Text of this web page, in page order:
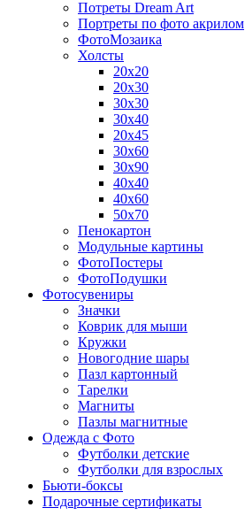
Потреты Dream Art
Портреты по фото акрилом
ФотоМозаика
Холсты
20х20
20х30
30х30
30х40
20х45
30х60
30х90
40х40
40х60
50х70
Пенокартон
Модульные картины
ФотоПостеры
ФотоПодушки
Фотоcувениры
Значки
Коврик для мыши
Кружки
Новогодние шары
Пазл картонный
Тарелки
Магниты
Пазлы магнитные
Одежда с Фото
Футболки детские
Футболки для взрослых
Бьюти-боксы
Подарочные сертификаты